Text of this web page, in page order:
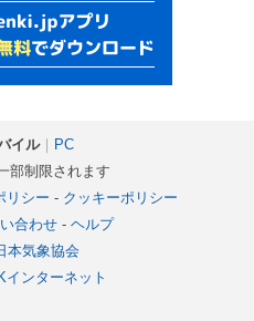
イル｜ PC
部制限されます
リシー - クッキーポリシー
合わせ- ヘルプ
本気象協会
インターネット